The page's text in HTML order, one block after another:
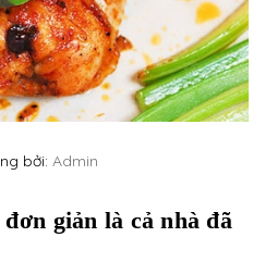
bởi: Admin
giản là cả nhà đã